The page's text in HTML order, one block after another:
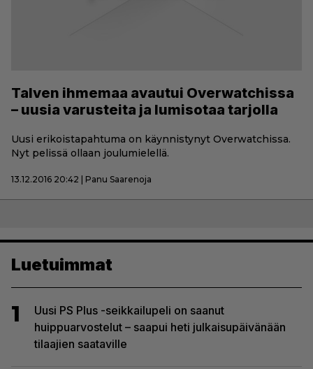
Talven ihmemaa avautui Overwatchissa
– uusia varusteita ja lumisotaa tarjolla
Uusi erikoistapahtuma on käynnistynyt Overwatchissa.
Nyt pelissä ollaan joulumielellä.
13.12.2016 20:42 | Panu Saarenoja
Luetuimmat
1
Uusi PS Plus -seikkailupeli on saanut
huippuarvostelut – saapui heti julkaisupäivänään
tilaajien saataville